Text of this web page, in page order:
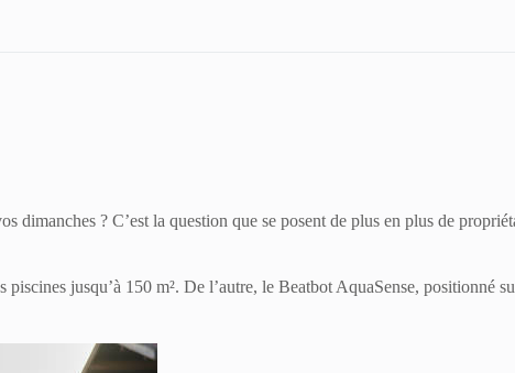
? C’est la question que se posent de plus en plus de
jusqu’à 150 m². De l’autre, le Beatbot AquaSense, positionné